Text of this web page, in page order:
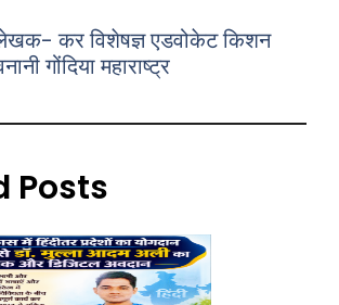
कर विशेषज्ञ एडवोकेट किशन
गोंदिया महाराष्ट्र
Posts